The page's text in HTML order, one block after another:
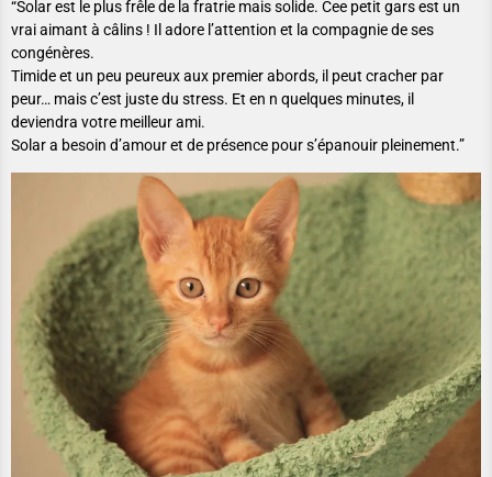
“Solar est le plus frêle de la fratrie mais solide. Cee petit gars est un
vrai aimant à câlins ! Il adore l’attention et la compagnie de ses
congénères.
Timide et un peu peureux aux premier abords, il peut cracher par
peur… mais c’est juste du stress. Et en n quelques minutes, il
deviendra votre meilleur ami.
Solar a besoin d’amour et de présence pour s’épanouir pleinement.”